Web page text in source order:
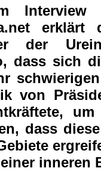
erklärt
der
dass sich
von
dass
inneren